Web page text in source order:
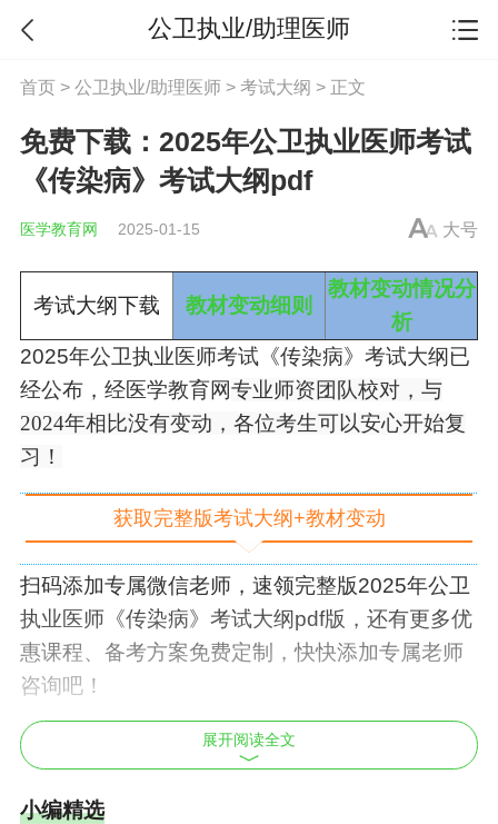
公卫执业/助理医师
首页> 公卫执业/助理医师> 考试大纲 > 正文
免费下载：2025年公卫执业医师考试
《传染病》考试大纲pdf
医学教育网 2025-01-15 大号
考试大纲下载 教材变动细则
教材变动情况分
析
2025年公卫执业医师考试《传染病》考试大纲已
经公布，经医学教育网专业师资团队校对，与
2024年相比没有变动，各位考生可以安心开始复
习！
获取完整版考试大纲+教材变动
扫码添加专属微信老师，速领完整版2025年公卫
执业医师《传染病》考试大纲pdf版，还有更多优
惠课程、备考方案免费定制，快快添加专属老师
咨询吧！
展开阅读全文
小编精选